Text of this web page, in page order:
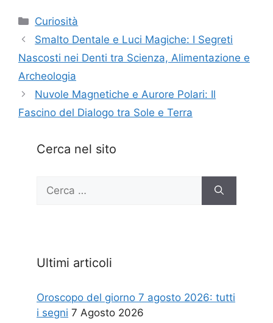
Categorie
Curiosità
Smalto Dentale e Luci Magiche: I Segreti
Nascosti nei Denti tra Scienza, Alimentazione e
Archeologia
Nuvole Magnetiche e Aurore Polari: Il
Fascino del Dialogo tra Sole e Terra
Cerca nel sito
per:
Ultimi articoli
Oroscopo del giorno 7 agosto 2026: tutti
i segni 7 Agosto 2026